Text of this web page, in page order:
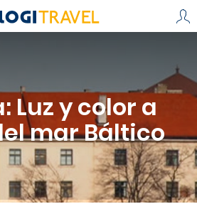
Luz y color a
mar Báltico